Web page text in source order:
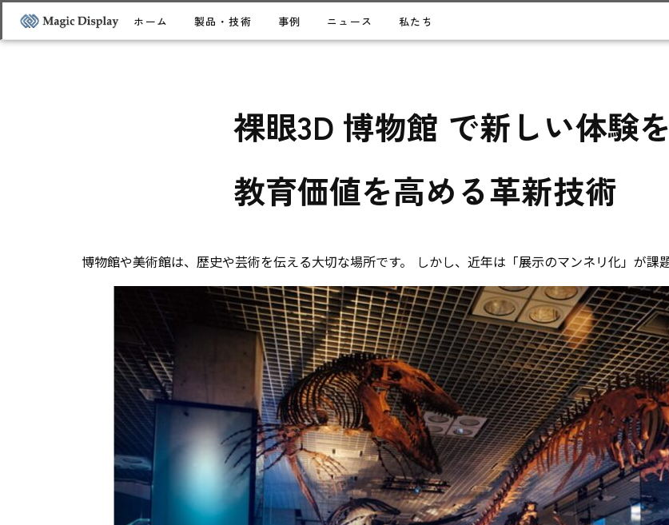
ホーム 製品・技術 事例 ニュース 私たち
裸眼3D 博物館 で新しい体験
教育価値を高める革新技術
博物館や美術館は、歴史や芸術を伝える大切な場所です。 しかし、近年は「展示のマンネリ化」が課題